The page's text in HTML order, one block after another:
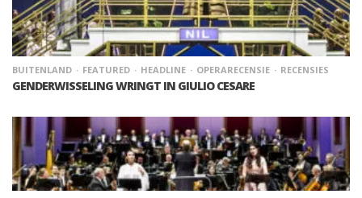
BUITENLAND FEATURED HEADLINE OPERARECENSIE RECENSIES
GENDERWISSELING WRINGT IN GIULIO CESARE